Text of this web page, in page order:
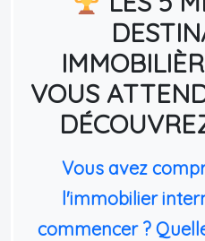
VOUS
Vous avez
l'immobilier
commencer ?